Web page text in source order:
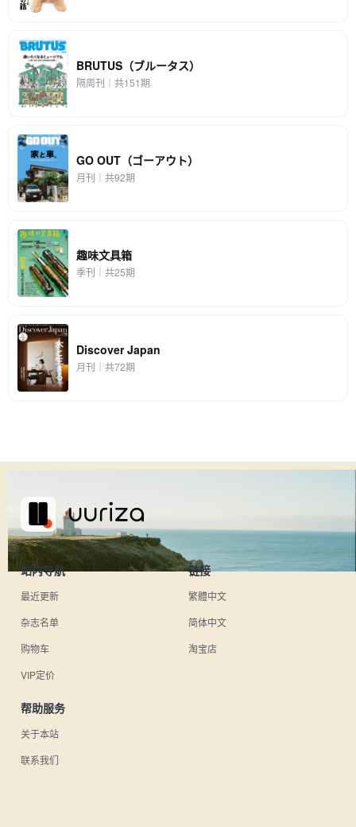
BRUTUS（ブルータス）
隔周刊｜共151期
GO OUT（ゴーアウト）
月刊｜共92期
趣味文具箱
季刊｜共25期
Discover Japan
月刊｜共72期
站内导航
最近更新
杂志名单
购物车
VIP定价
链接
繁體中文
简体中文
淘宝店
帮助服务
关于本站
联系我们